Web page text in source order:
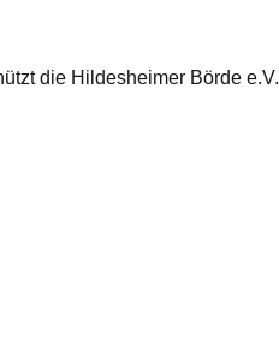
die Hildesheimer Börde e.V.